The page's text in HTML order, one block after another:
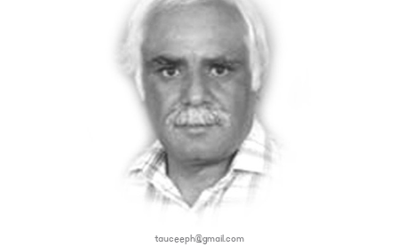
tauceeph@gmail.com